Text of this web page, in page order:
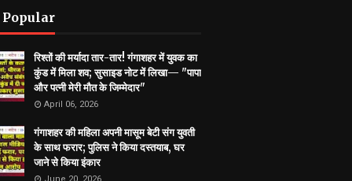
रिश्तों की मर्यादा तार-तार! गंगाशहर में युवक का
कुंड में मिला शव; सुसाइड नोट में लिखा— "पापा
और पत्नी मेरी मौत के जिम्मेदार"
April 06, 2026
गंगाशहर की महिला अपनी मासूम बेटी संग युवती
के साथ फरार; पुलिस ने किया दस्तयाब, घर
जाने से किया इंकार